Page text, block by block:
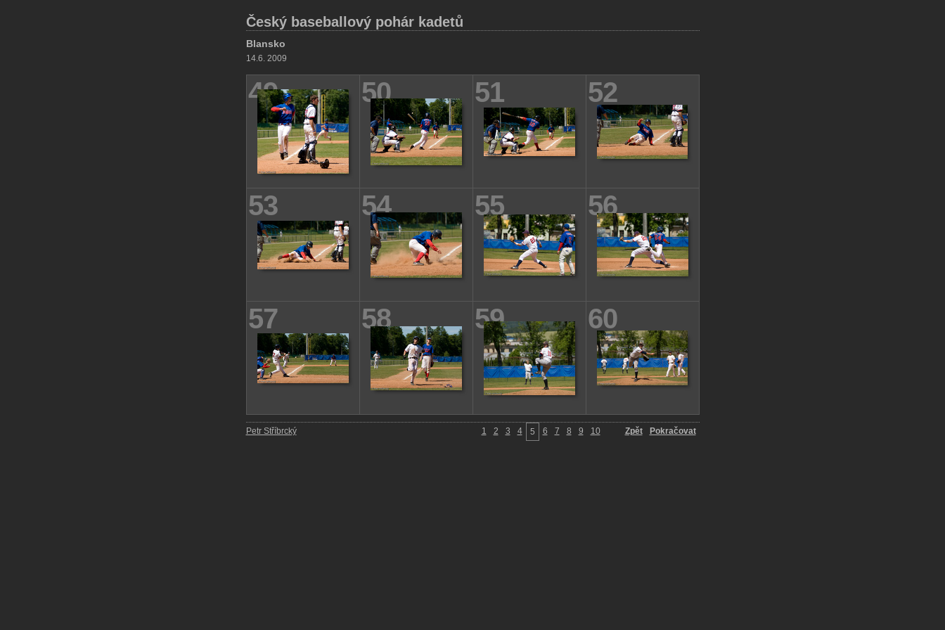
Český baseballový pohár kadetů
Blansko
14.6. 2009
49 50 51 52
53 54 55 56
57 58 59 60
1 2 3 4 5 6 7 8 9 10 Zpět Pokračovat
Petr Stříbrcký